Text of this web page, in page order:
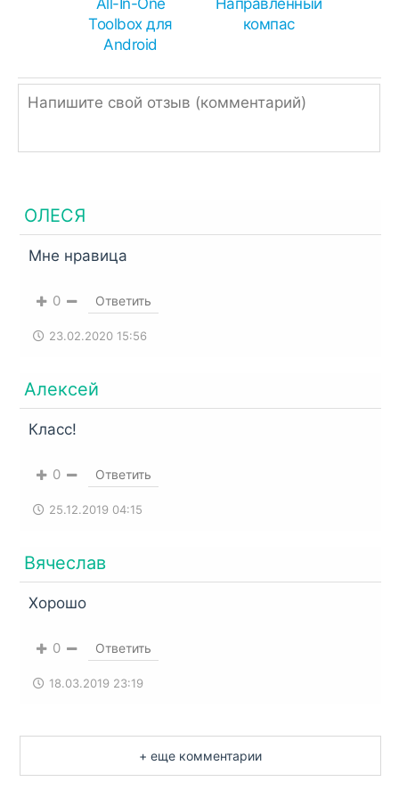
расширение.
RAR, значит архив нужно распаковать
встроенным архиватором,RARилиTotal
All-In-One
Toolbox для
Android
Направленный
компас
ОЛЕСЯ
Мне нравица
0 Ответить
23.02.2020 15:56
Алексей
Класс!
0 Ответить
25.12.2019 04:15
Вячеслав
Хорошо
0 Ответить
18.03.2019 23:19
+ еще комментарии